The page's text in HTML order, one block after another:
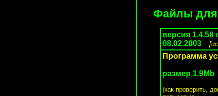
Файлы для
версия 1.4.58
08.02.2003
Программа
размер 1.9Mb
(как проверить,